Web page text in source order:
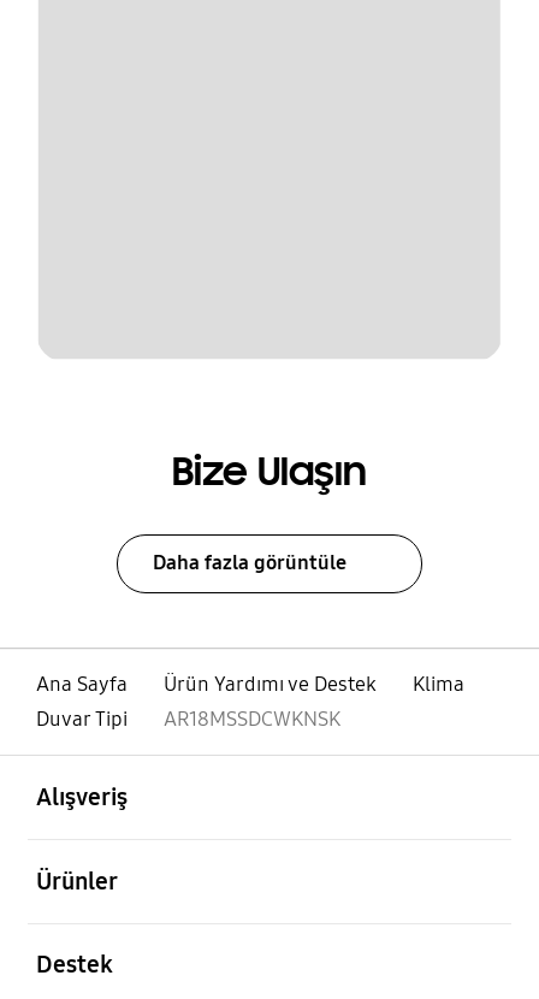
Bize Ulaşın
Daha fazla görüntüle
Ana Sayfa Ürün Yardımı ve Destek
Klima
Duvar Tipi
AR18MSSDCWKNSK
Alışveriş
Ürünler
Destek